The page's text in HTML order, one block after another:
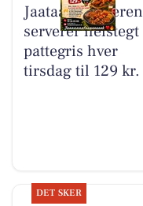
Jaataak Slagteren
serverer helstegt
pattegris hver
tirsdag til 129 kr.
DET SKER